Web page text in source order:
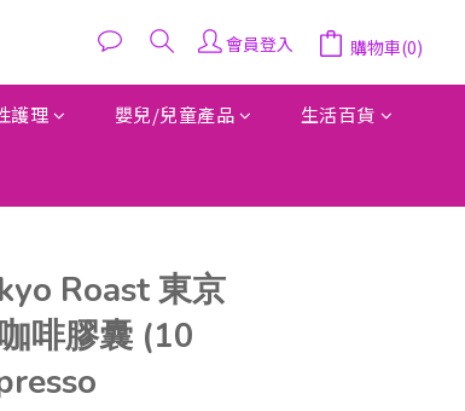
會員登入 購物車(0)
護理 嬰兒/兒童產品 生活百貨
Roast 東京
啡膠囊 (10